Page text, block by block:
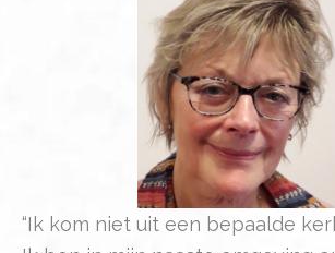
“Ik kom niet uit een bepaalde